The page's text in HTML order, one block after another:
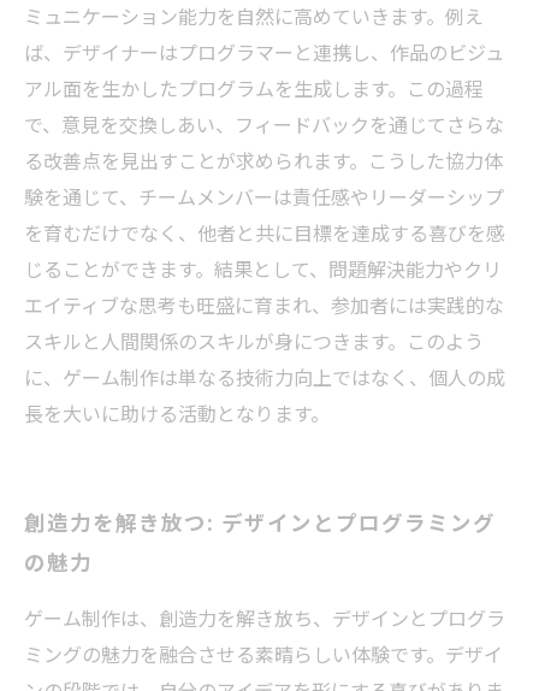
ミュニケーション能力を自然に高めていきます。例え
ば、デザイナーはプログラマーと連携し、作品のビジュ
アル面を生かしたプログラムを生成します。この過程
で、意見を交換しあい、フィードバックを通じてさらな
る改善点を見出すことが求められます。こうした協力体
験を通じて、チームメンバーは責任感やリーダーシップ
を育むだけでなく、他者と共に目標を達成する喜びを感
じることができます。結果として、問題解決能力やクリ
エイティブな思考も旺盛に育まれ、参加者には実践的な
スキルと人間関係のスキルが身につきます。このよう
に、ゲーム制作は単なる技術力向上ではなく、個人の成
長を大いに助ける活動となります。
創造力を解き放つ: デザインとプログラミング
の魅力
ゲーム制作は、創造力を解き放ち、デザインとプログラ
ミングの魅力を融合させる素晴らしい体験です。デザイ